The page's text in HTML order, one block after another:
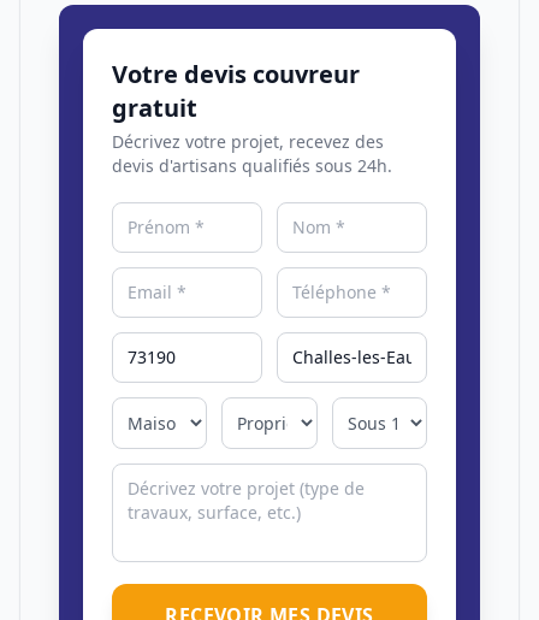
Votre devis couvreur
gratuit
Décrivez votre projet, recevez des
devis d'artisans qualifiés sous 24h.